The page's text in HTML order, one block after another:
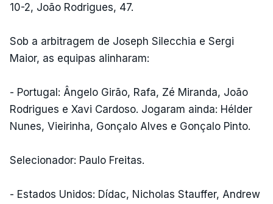
10-2, João Rodrigues, 47.
Sob a arbitragem de Joseph Silecchia e Sergi
Maior, as equipas alinharam:
- Portugal: Ângelo Girão, Rafa, Zé Miranda, João
Rodrigues e Xavi Cardoso. Jogaram ainda: Hélder
Nunes, Vieirinha, Gonçalo Alves e Gonçalo Pinto.
Selecionador: Paulo Freitas.
- Estados Unidos: Dídac, Nicholas Stauffer, Andrew